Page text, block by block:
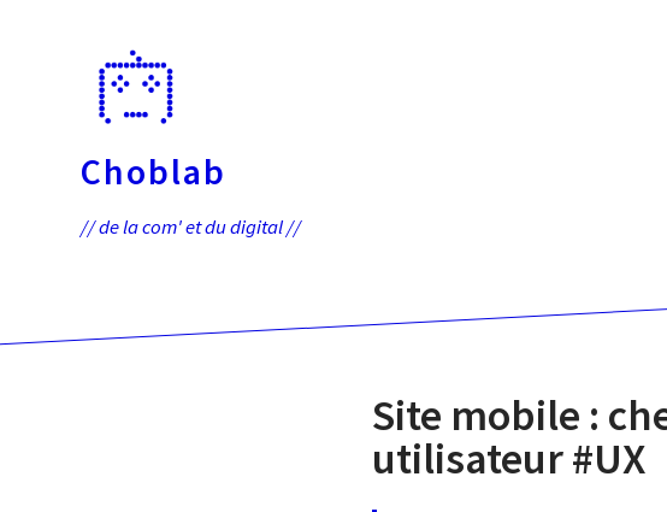
Choblab
// de la com' et du digital //
Site mobile :
utilisateur #UX